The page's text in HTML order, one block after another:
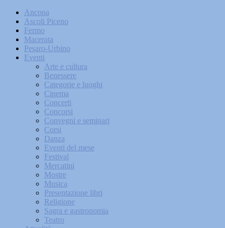
Ancona
Ascoli Piceno
Fermo
Macerata
Pesaro-Urbino
Eventi
Arte e cultura
Benessere
Categorie e luoghi
Cinema
Concerti
Concorsi
Convegni e seminari
Corsi
Danza
Eventi del mese
Festival
Mercatini
Mostre
Musica
Presentazione libri
Religione
Sagra e gastronomia
Teatro